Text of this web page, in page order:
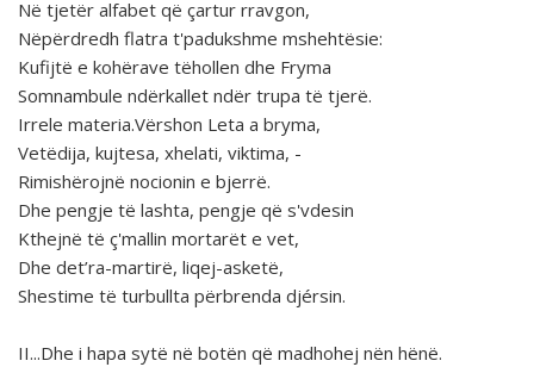
Në tjetër alfabet që çartur rravgon,
Nëpërdredh flatra t'padukshme mshehtësie:
Kufijtë e kohërave tëhollen dhe Fryma
Somnambule ndërkallet ndër trupa të tjerë.
Irrele materia.Vërshon Leta a bryma,
Vetëdija, kujtesa, xhelati, viktima, -
Rimishërojnë nocionin e bjerrë.
Dhe pengje të lashta, pengje që s'vdesin
Kthejnë të ç'mallin mortarët e vet,
Dhe det’ra-martirë, liqej-asketë,
Shestime të turbullta përbrenda djérsin.
II...Dhe i hapa sytë në botën që madhohej nën hënë.